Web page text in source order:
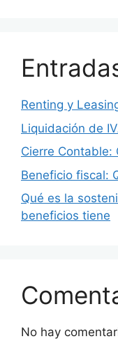
Renting y
Liquidación de
Cierre Contable:
Beneficio fiscal:
Qué es la
beneficios tiene
No hay